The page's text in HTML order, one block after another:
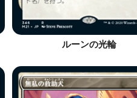
ルーンの光輪